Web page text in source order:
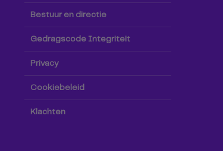
Bestuur en directie
Gedragscode Integriteit
Privacy
Cookiebeleid
Klachten